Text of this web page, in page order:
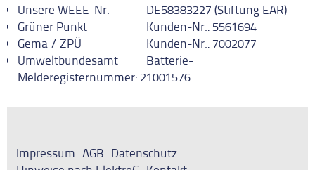
Unsere WEEE-Nr. DE58383227 (Stiftung EAR)
Grüner Punkt Kunden-Nr.: 5561694
Gema / ZPÜ Kunden-Nr.: 7002077
Umweltbundesamt Batterie-
Melderegisternummer: 21001576
Impressum AGB Datenschutz